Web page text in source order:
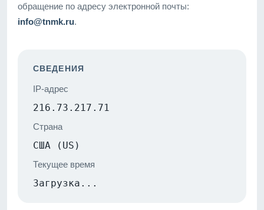
обращение по адресу электронной почты:
info@tnmk.ru.
СВЕДЕНИЯ
IP-адрес
216.73.217.71
Страна
США (US)
Текущее время
Загрузка...